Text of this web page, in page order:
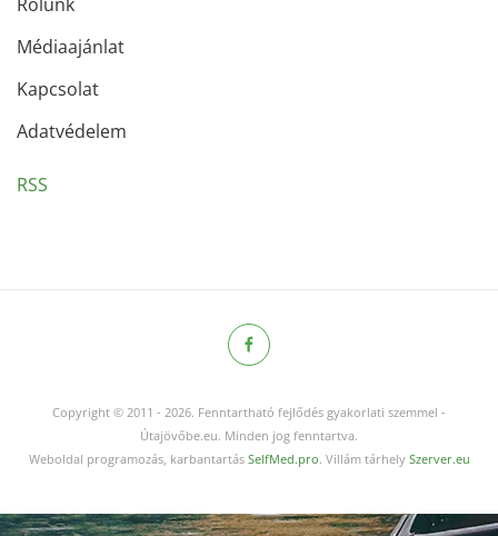
Médiaajánlat
Kapcsolat
Adatvédelem
RSS
Copyright © 2011 - 2026. Fenntartható fejlődés gyakorlati szemmel -
Útajövőbe.eu. Minden jog fenntartva.
Weboldal programozás, karbantartás SelfMed.pro. Villám tárhely Szerver.eu